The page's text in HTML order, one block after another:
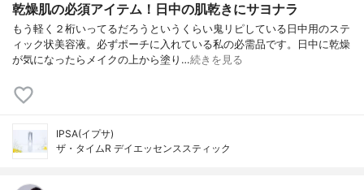
乾燥肌の必須アイテム！日中の肌乾きにサヨナラ
もう軽く２桁いってるだろうというくらい鬼リピしている日中用のステ
ィック状美容液。必ずポーチに入れている私の必需品です。日中に乾燥
が気になったらメイクの上から塗り…続きを見る
IPSA(イプサ)
ザ・タイムR デイエッセンススティック